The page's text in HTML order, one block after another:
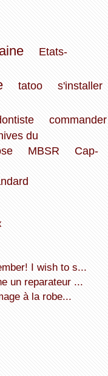
Etats-
tatoo
s'installer
commander
du
MBSR
Cap-
I wish to s...
un reparateur ...
à la robe...